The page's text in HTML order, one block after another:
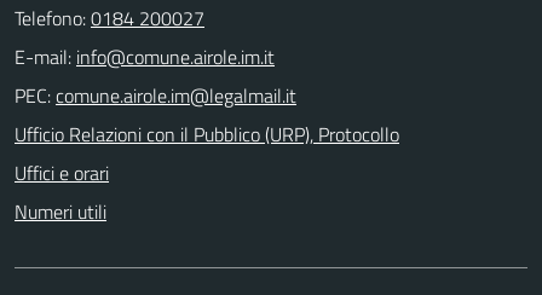
Telefono:0184 200027
E-mail:
PEC:
Ufficio Relazioni con il Pubblico (URP), Protocollo
Uffici e orari
Numeri utili